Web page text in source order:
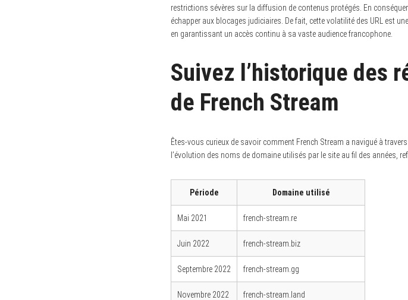
restrictions sévères sur la diffusion de contenus protégés. En
échapper aux blocages judiciaires. De fait, cette volatilité des URL est
en garantissant un accès continu à sa vaste audience francophone.
Suivez l’historique des
de French Stream
Êtes-vous curieux de savoir comment French Stream a navigué à
l’évolution des noms de domaine utilisés par le site au fil des années,
Période Domaine utilisé
Mai 2021 french-stream.re
Juin 2022 french-stream.biz
Septembre 2022 french-stream.gg
Novembre 2022 french-stream.land